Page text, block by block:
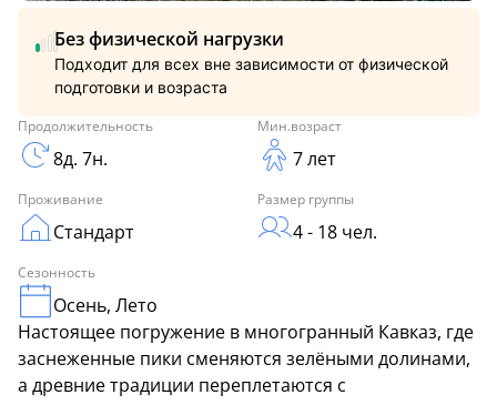
Продолжительность
8д. 7н.
Мин.возраст
7 лет
Проживание
Стандарт
Размер группы
4 - 18 чел.
Сезонность
Осень, Лето
Без физической нагрузки
Подходит для всех вне зависимости от физической
подготовки и возраста
Настоящее погружение в многогранный Кавказ, где
заснеженные пики сменяются зелёными долинами,
а древние традиции переплетаются с